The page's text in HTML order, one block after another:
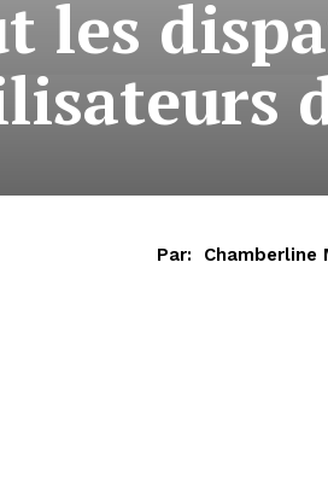
les
Par: Chamberline